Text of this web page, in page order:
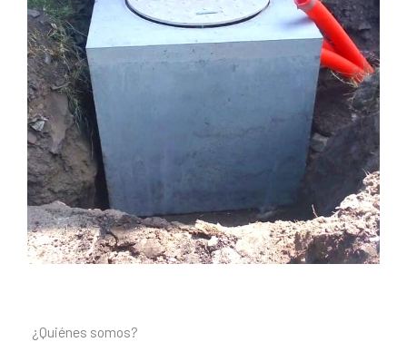
¿Quiénes somos?